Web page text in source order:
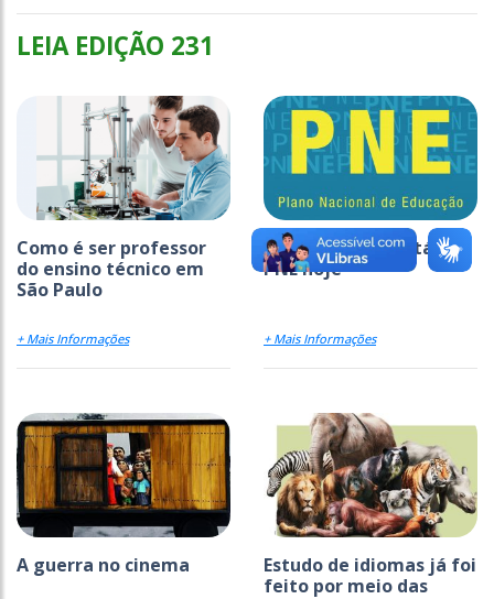
LEIA EDIÇÃO 231
Como é ser professor
do ensino técnico em
São Paulo
+ Mais Informações
Entenda como está o
PNE hoje
+ Mais Informações
A guerra no cinema
Estudo de idiomas já foi
feito por meio das